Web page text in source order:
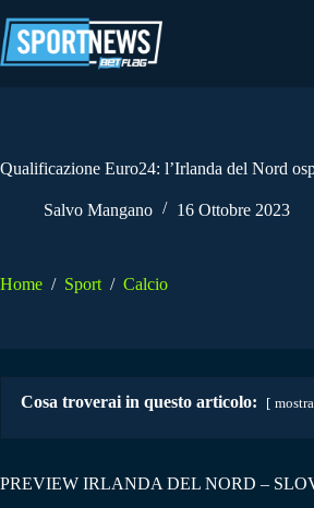
al
contenuto
Qualificazione Euro24: l’Irlanda del Nord
Salvo Mangano 16 Ottobre 2023
Home / Sport / Calcio
Cosa troverai in questo articolo: mostra
PREVIEW IRLANDA DEL NORD –